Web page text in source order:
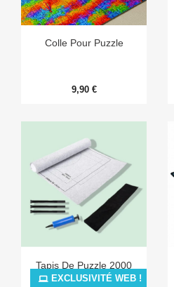
Colle Pour Puzzle
9,90 €
Tapis De Puzzle 2000
Pièces
EXCLUSIVITÉ WEB !